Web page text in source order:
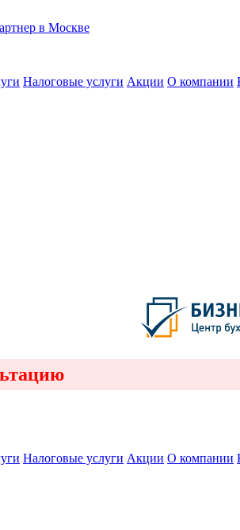
Налоговые услуги Акции О компании
Налоговые услуги Акции О компании